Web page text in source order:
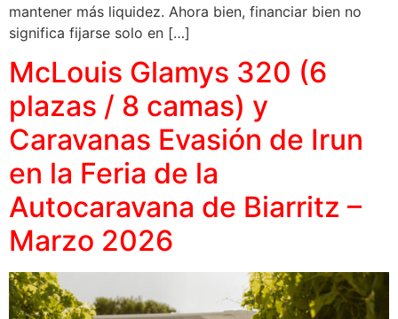
mantener más liquidez. Ahora bien, financiar bien no
significa fijarse solo en […]
McLouis Glamys 320 (6
plazas / 8 camas) y
Caravanas Evasión de Irun
en la Feria de la
Autocaravana de Biarritz –
Marzo 2026